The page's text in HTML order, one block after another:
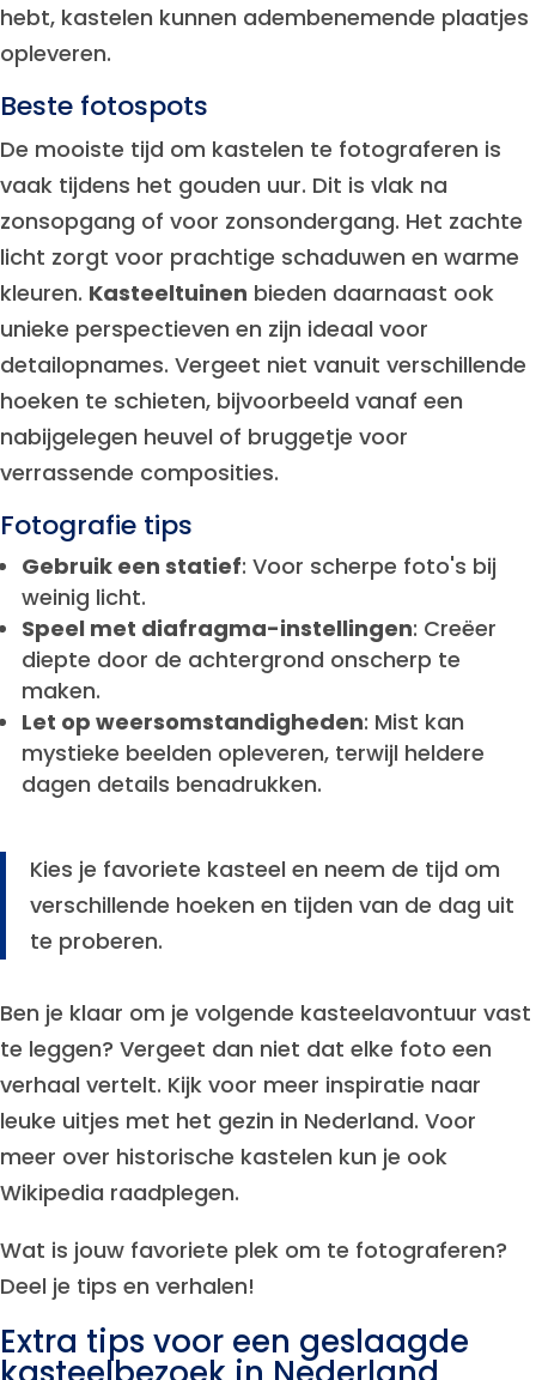
hebt, kastelen kunnen adembenemende plaatjes
opleveren.
Beste fotospots
De mooiste tijd om kastelen te fotograferen is
vaak tijdens het gouden uur. Dit is vlak na
zonsopgang of voor zonsondergang. Het zachte
licht zorgt voor prachtige schaduwen en warme
kleuren. Kasteeltuinen bieden daarnaast ook
unieke perspectieven en zijn ideaal voor
detailopnames. Vergeet niet vanuit verschillende
hoeken te schieten, bijvoorbeeld vanaf een
nabijgelegen heuvel of bruggetje voor
verrassende composities.
Fotografie tips
Gebruik een statief: Voor scherpe foto's bij
weinig licht.
Speel met diafragma-instellingen: Creëer
diepte door de achtergrond onscherp te
maken.
Let op weersomstandigheden: Mist kan
mystieke beelden opleveren, terwijl heldere
dagen details benadrukken.
Kies je favoriete kasteel en neem de tijd om
verschillende hoeken en tijden van de dag uit
te proberen.
Ben je klaar om je volgende kasteelavontuur vast
te leggen? Vergeet dan niet dat elke foto een
verhaal vertelt. Kijk voor meer inspiratie naar
leuke uitjes met het gezin in Nederland. Voor
meer over historische kastelen kun je ook
Wikipedia raadplegen.
Wat is jouw favoriete plek om te fotograferen?
Deel je tips en verhalen!
Extra tips voor een geslaagde